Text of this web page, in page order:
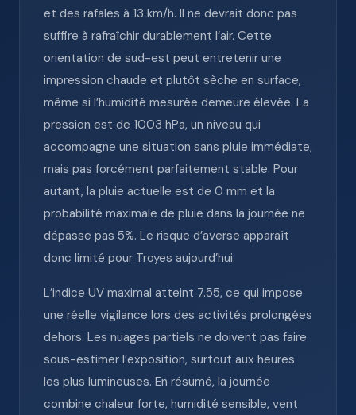
et des rafales à 13 km/h. Il ne devrait donc pas
suffire à rafraîchir durablement l’air. Cette
orientation de sud-est peut entretenir une
impression chaude et plutôt sèche en surface,
même si l’humidité mesurée demeure élevée. La
pression est de 1003 hPa, un niveau qui
accompagne une situation sans pluie immédiate,
mais pas forcément parfaitement stable. Pour
autant, la pluie actuelle est de 0 mm et la
probabilité maximale de pluie dans la journée ne
dépasse pas 5%. Le risque d’averse apparaît
donc limité pour Troyes aujourd’hui.
L’indice UV maximal atteint 7.55, ce qui impose
une réelle vigilance lors des activités prolongées
dehors. Les nuages partiels ne doivent pas faire
sous-estimer l’exposition, surtout aux heures
les plus lumineuses. En résumé, la journée
combine chaleur forte, humidité sensible, vent